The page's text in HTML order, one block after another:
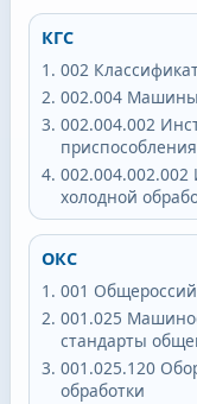
КГС
002
002.004
002.004.002
приспособления
002.004.002.002
холодной
ОКС
001
001.025
стандарты
001.025.120
обработки